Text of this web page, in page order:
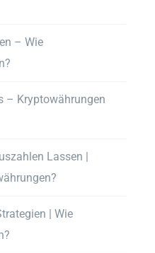
– Wie
– Kryptowährungen
Lassen |
| Wie